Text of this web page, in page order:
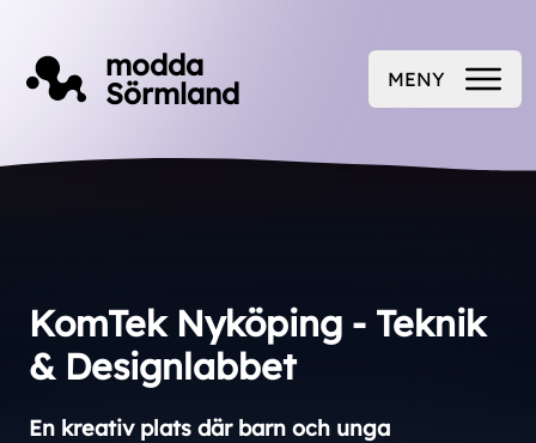
modda
Sörmland
ÖPPNA
MENY
KomTek Nyköping - Teknik
& Designlabbet
En kreativ plats där barn och unga